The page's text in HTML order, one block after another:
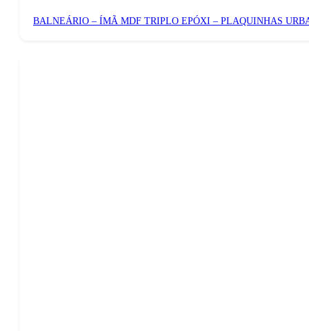
BALNEÁRIO – ÍMÃ MDF TRIPLO EPÓXI – PLAQUINHAS